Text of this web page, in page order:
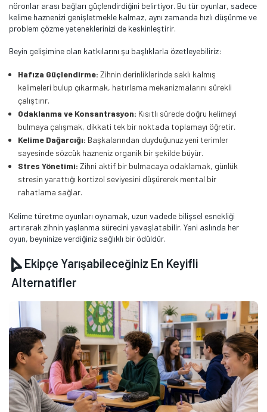
nöronlar arası bağları güçlendirdiğini belirtiyor. Bu tür oyunlar, sadece
kelime haznenizi genişletmekle kalmaz, aynı zamanda hızlı düşünme ve
problem çözme yeteneklerinizi de keskinleştirir.
Beyin gelişimine olan katkılarını şu başlıklarla özetleyebiliriz:
Hafıza Güçlendirme: Zihnin derinliklerinde saklı kalmış
kelimeleri bulup çıkarmak, hatırlama mekanizmalarını sürekli
çalıştırır.
Odaklanma ve Konsantrasyon: Kısıtlı sürede doğru kelimeyi
bulmaya çalışmak, dikkati tek bir noktada toplamayı öğretir.
Kelime Dağarcığı: Başkalarından duyduğunuz yeni terimler
sayesinde sözcük hazneniz organik bir şekilde büyür.
Stres Yönetimi: Zihni aktif bir bulmacaya odaklamak, günlük
stresin yarattığı kortizol seviyesini düşürerek mental bir
rahatlama sağlar.
Kelime türetme oyunları oynamak, uzun vadede bilişsel esnekliği
artırarak zihnin yaşlanma sürecini yavaşlatabilir. Yani aslında her
oyun, beyninize verdiğiniz sağlıklı bir ödüldür.
Ekipçe Yarışabileceğiniz En Keyifli
Alternatifler